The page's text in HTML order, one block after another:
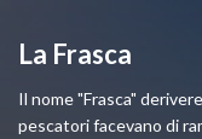
La Frasca
Il nome "Frasca"
pescatori facevano di